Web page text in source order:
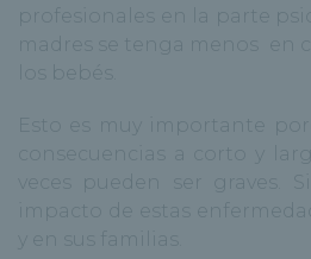
profesionales en la parte
madres se tenga menos en
los bebés.
Esto es muy importante
consecuencias a corto y
veces pueden ser
impacto de estas
y en sus familias.